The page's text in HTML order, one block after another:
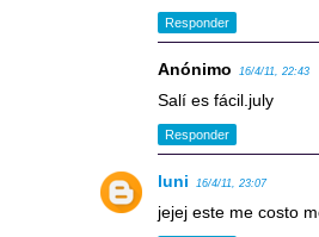
Responder
Anónimo 16/4/11, 22:43
Salí es fácil.july
Responder
luni 16/4/11, 23:07
jejej este me costo